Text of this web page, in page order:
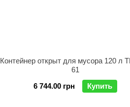
Контейнер открыт для мусора 120 л
61
6 744.00 грн
Купить